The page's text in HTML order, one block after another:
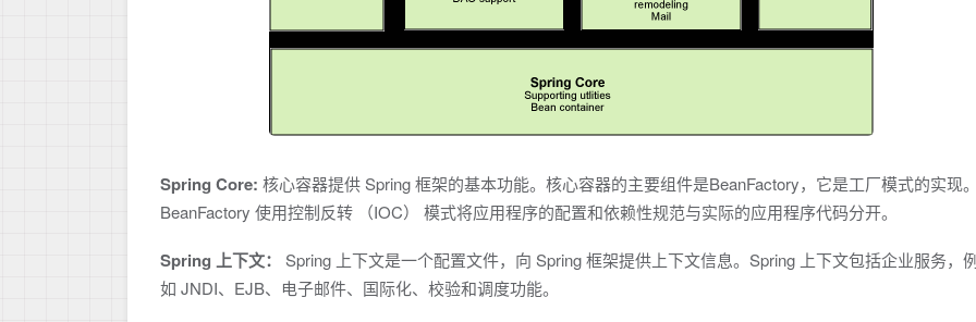
Spring Core: 核心容器提供 Spring 框架的基本功能。核心容器的主要组件是BeanFactory，它是工厂模式的实现
BeanFactory 使用控制反转 （IOC） 模式将应用程序的配置和依赖性规范与实际的应用程序代码分开。
Spring 上下文：
Spring 上下文是一个配置文件，向 Spring 框架提供上下文信息。Spring 上下文包括企业服务，
如 JNDI、EJB、电子邮件、国际化、校验和调度功能。